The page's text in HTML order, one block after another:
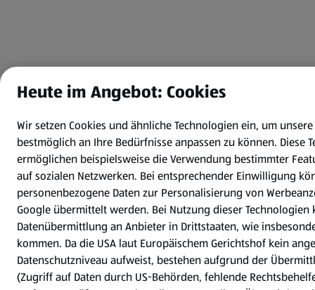
Heute im Angebot: Cookies
Wir setzen Cookies und ähnliche Technologien ein, um
bestmöglich an Ihre Bedürfnisse anpassen zu können. Diese
ermöglichen beispielsweise die Verwendung bestimmter
auf sozialen Netzwerken. Bei entsprechender Einwilligung
personenbezogene Daten zur Personalisierung von
Google übermittelt werden. Bei Nutzung dieser Technologien
Datenübermittlung an Anbieter in Drittstaaten, wie
kommen. Da die USA laut Europäischem Gerichtshof kein
Datenschutzniveau aufweist, bestehen aufgrund der
(Zugriff auf Daten durch US-Behörden, fehlende